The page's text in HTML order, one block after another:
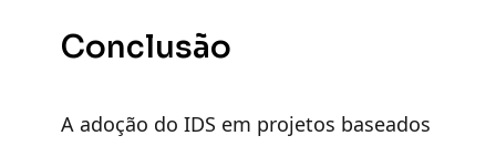
Conclusão
A adoção do IDS em projetos baseados